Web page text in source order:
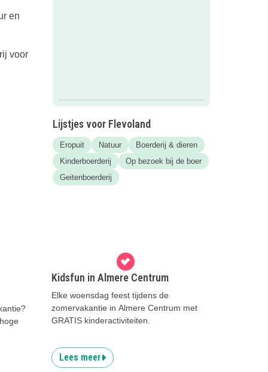
en
voor
Lijstjes voor Flevoland
Eropuit Natuur
Boerderij & dieren
Kinderboerderij
Op bezoek bij de boer
Geitenboerderij
Kidsfun in Almere Centrum
Elke woensdag feest tijdens de
zomervakantie in Almere Centrum met
GRATIS kinderactiviteiten.
Lees meer